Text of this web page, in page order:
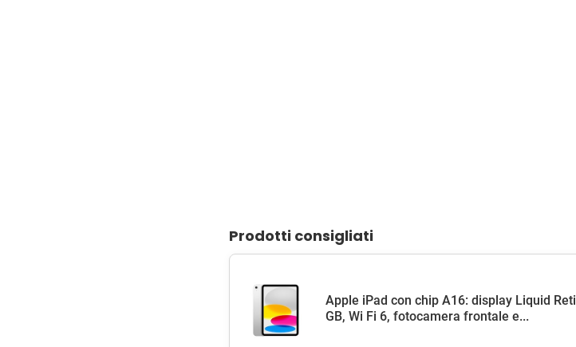
Prodotti consigliati
Apple iPad con chip A16: display Liquid
GB, Wi Fi 6, fotocamera frontale e...